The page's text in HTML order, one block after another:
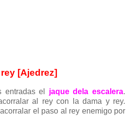
[Ajedrez]
entradas el jaque dela escalera.
al rey con la dama y rey.
el paso al rey enemigo por